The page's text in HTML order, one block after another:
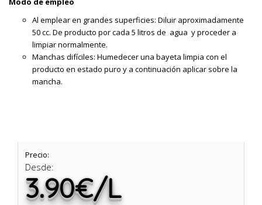
Al emplear en grandes superficies: Diluir aproximadamente
50 cc. De producto por cada 5 litros de agua y proceder a
limpiar normalmente.
Manchas difíciles: Humedecer una bayeta limpia con el
producto en estado puro y a continuación aplicar sobre la
mancha.
Precio:
Desde:
3.90€/L